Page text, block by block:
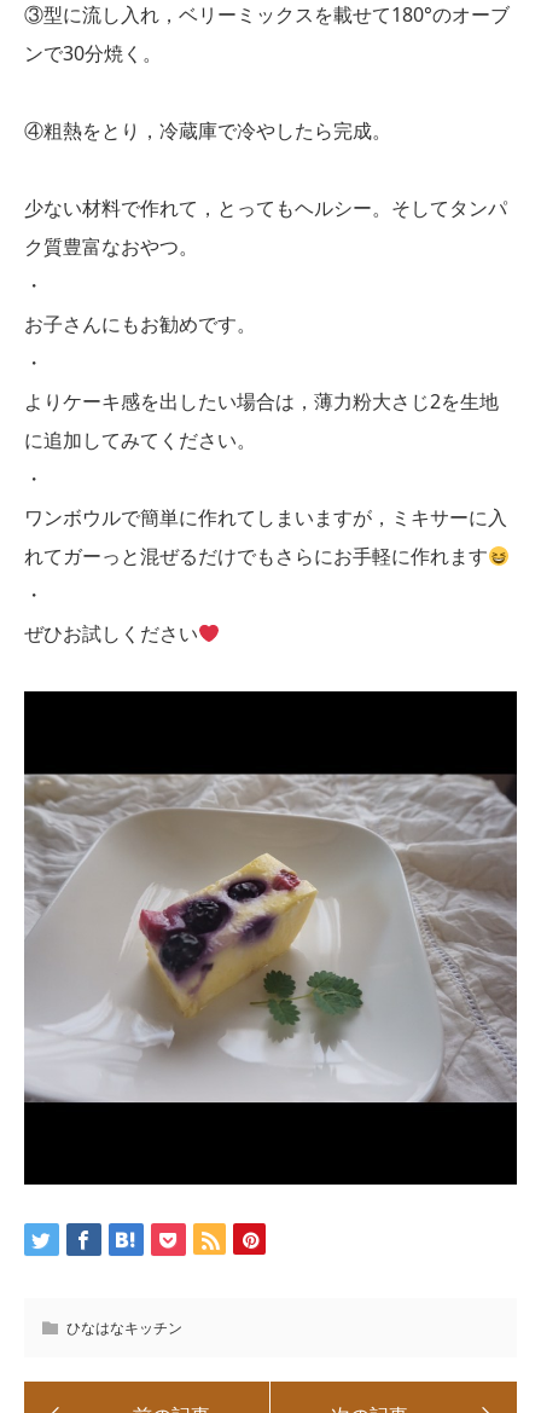
③型に流し入れ，ベリーミックスを載せて180°のオーブ
ンで30分焼く。
④粗熱をとり，冷蔵庫で冷やしたら完成。
少ない材料で作れて，とってもヘルシー。そしてタンパ
ク質豊富なおやつ。
・
お子さんにもお勧めです。
・
よりケーキ感を出したい場合は，薄力粉大さじ2を生地
に追加してみてください。
・
ワンボウルで簡単に作れてしまいますが，ミキサーに入
れてガーっと混ぜるだけでもさらにお手軽に作れます
・
ぜひお試しください
ひなはなキッチン